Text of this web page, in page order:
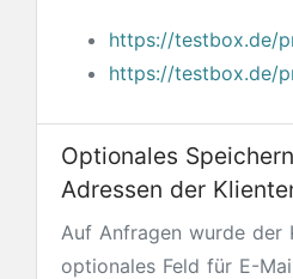
https://testbox.de/
https://testbox.de/
Optionales
Adressen der
Auf Anfragen wurde der
optionales Feld für E-